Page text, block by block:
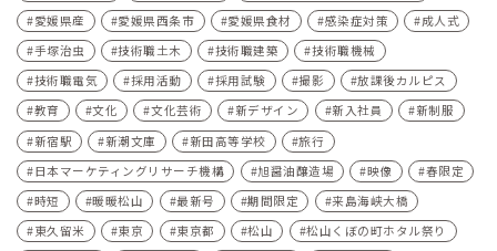
愛媛県産
愛媛県西条市 愛媛県食材 感染症対策
成人式
手塚治虫
技術職土木 技術職建築
技術職機械
技術職電気
採用活動 採用試験 撮影
放課後カルピス
教育
文化 文化芸術 新デザイン 新入社員
新制服
新宿駅
新潮文庫 新田高等学校
旅行
日本マーケティングリサーチ機構
旭醤油醸造場 映像
春限定
時短
暖暖松山 最新号 期間限定
来島海峡大橋
東久留米
東京 東京都 松山
松山くぼの町ホタル祭り